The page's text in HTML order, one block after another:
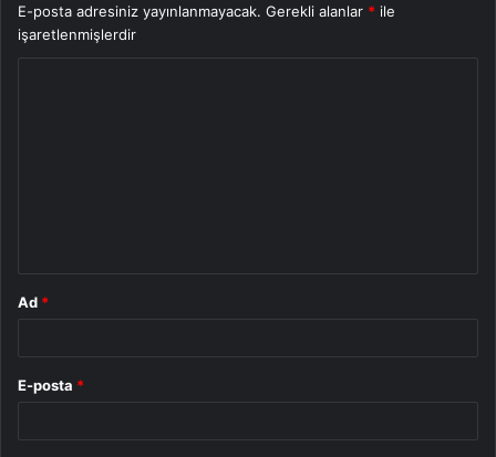
E-posta adresiniz yayınlanmayacak. Gerekli alanlar * ile
işaretlenmişlerdir
Ad *
E-posta *